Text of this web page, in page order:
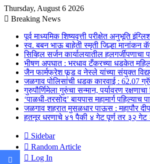
Thursday, August 6 2026
Breaking News
पूर्व माध्यमिक शिष्यवृत्ती परीक्षेत अनुभूति
स्व. बबन भाऊ बाहेती स्मृती जिल्हा मानांकन
सिव्हिल सर्जन कार्यालयातील
भीषण अपघात : भरधाव टँकरच्या धडकेत
जैन फार्मफ्रेश फूड व नेस्ले यांच्या संयुक्त
जळगाव पोलिसांची धडक कारवाई : 62.07
गुरुपौर्णिमेला गुरुंचा सन्मान, पर्यावरण
‘पाळधी-तरसोद’ बायपास महामार्ग पहिल्याच
जळगाव शहरात मुसळधार पाऊस : महापौर
हतनूर धरणाचे ४१ पैकी ४ गेट पूर्ण तर ३२ गेट
Sidebar
Random Article
Log In